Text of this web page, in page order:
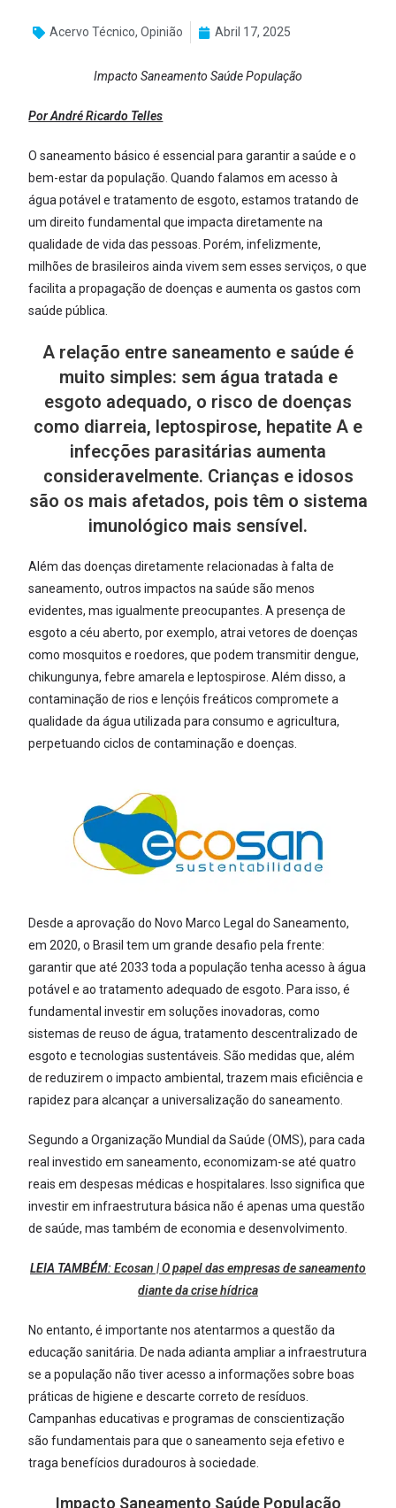
Acervo Técnico,Opinião Abril 17, 2025
Impacto Saneamento Saúde População
Por André Ricardo Telles
O saneamento básico é essencial para garantir a saúde e o
bem-estar da população. Quando falamos em acesso à
água potável e tratamento de esgoto, estamos tratando de
um direito fundamental que impacta diretamente na
qualidade de vida das pessoas. Porém, infelizmente,
milhões de brasileiros ainda vivem sem esses serviços, o que
facilita a propagação de doenças e aumenta os gastos com
saúde pública.
A relação entre saneamento e saúde é
muito simples: sem água tratada e
esgoto adequado, o risco de doenças
como diarreia, leptospirose, hepatite A e
infecções parasitárias aumenta
consideravelmente. Crianças e idosos
são os mais afetados, pois têm o sistema
imunológico mais sensível.
Além das doenças diretamente relacionadas à falta de
saneamento, outros impactos na saúde são menos
evidentes, mas igualmente preocupantes. A presença de
esgoto a céu aberto, por exemplo, atrai vetores de doenças
como mosquitos e roedores, que podem transmitir dengue,
chikungunya, febre amarela e leptospirose. Além disso, a
contaminação de rios e lençóis freáticos compromete a
qualidade da água utilizada para consumo e agricultura,
perpetuando ciclos de contaminação e doenças.
Desde a aprovação do Novo Marco Legal do Saneamento,
em 2020, o Brasil tem um grande desafio pela frente:
garantir que até 2033 toda a população tenha acesso à água
potável e ao tratamento adequado de esgoto. Para isso, é
fundamental investir em soluções inovadoras, como
sistemas de reuso de água, tratamento descentralizado de
esgoto e tecnologias sustentáveis. São medidas que, além
de reduzirem o impacto ambiental, trazem mais eficiência e
rapidez para alcançar a universalização do saneamento.
Segundo a Organização Mundial da Saúde (OMS), para cada
real investido em saneamento, economizam-se até quatro
reais em despesas médicas e hospitalares. Isso significa que
investir em infraestrutura básica não é apenas uma questão
de saúde, mas também de economia e desenvolvimento.
LEIA TAMBÉM:Ecosan | O papel das empresas de saneamento
diante da crise hídrica
No entanto, é importante nos atentarmos a questão da
educação sanitária. De nada adianta ampliar a infraestrutura
se a população não tiver acesso a informações sobre boas
práticas de higiene e descarte correto de resíduos.
Campanhas educativas e programas de conscientização
são fundamentais para que o saneamento seja efetivo e
traga benefícios duradouros à sociedade.
Impacto Saneamento Saúde População